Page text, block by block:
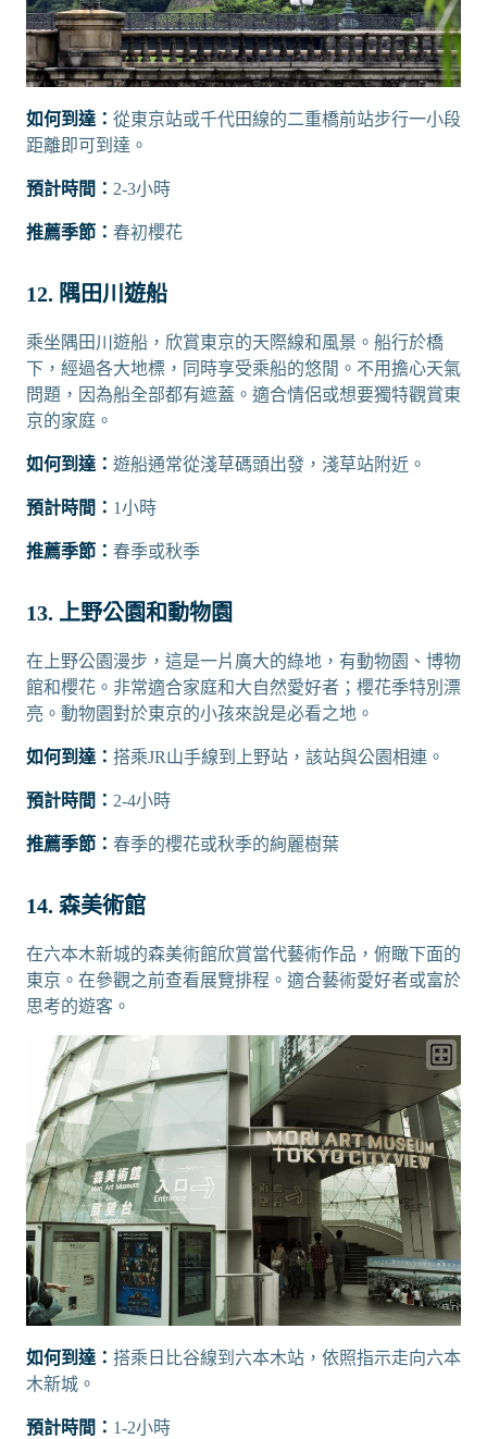
如何到達： 從東京站或千代田線的二重橋前站步行一小段
距離即可到達。
預計時間： 2-3小時
推薦季節： 春初櫻花
12. 隅田川遊船
乘坐隅田川遊船，欣賞東京的天際線和風景。船行於橋
下，經過各大地標，同時享受乘船的悠閒。不用擔心天氣
問題，因為船全部都有遮蓋。適合情侶或想要獨特觀賞東
京的家庭。
如何到達： 遊船通常從淺草碼頭出發，淺草站附近。
預計時間： 1小時
推薦季節： 春季或秋季
13. 上野公園和動物園
在上野公園漫步，這是一片廣大的綠地，有動物園、博物
館和櫻花。非常適合家庭和大自然愛好者；櫻花季特別漂
亮。動物園對於東京的小孩來說是必看之地。
如何到達： 搭乘JR山手線到上野站，該站與公園相連。
預計時間： 2-4小時
推薦季節： 春季的櫻花或秋季的絢麗樹葉
14. 森美術館
在六本木新城的森美術館欣賞當代藝術作品，俯瞰下面的
東京。在參觀之前查看展覽排程。適合藝術愛好者或富於
思考的遊客。
如何到達： 搭乘日比谷線到六本木站，依照指示走向六本
木新城。
預計時間： 1-2小時